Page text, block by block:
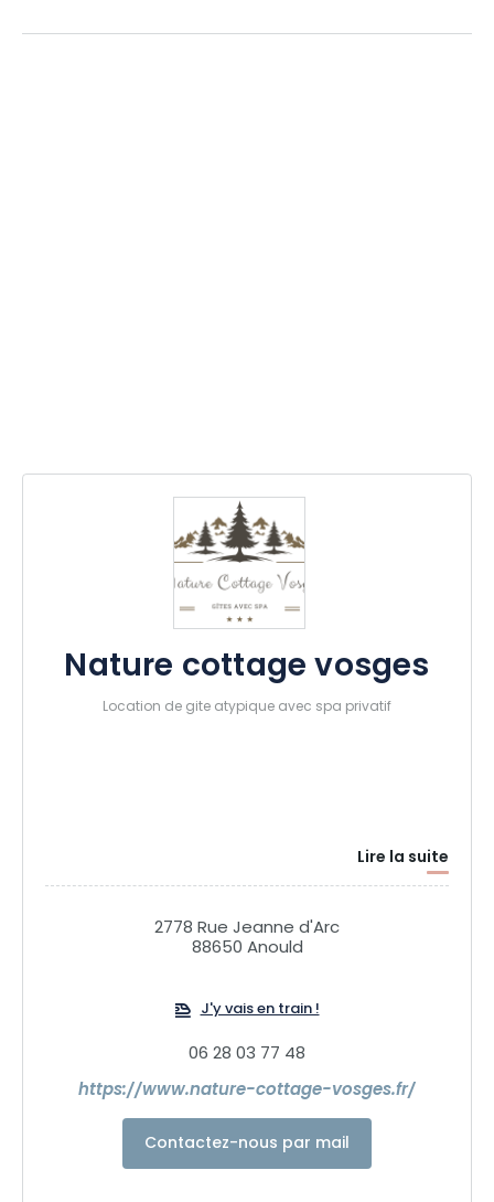
Nature cottage vosges
Location de gite atypique avec spa privatif
Lire la suite
2778 Rue Jeanne d'Arc
88650 Anould
J'y vais en train !
06 28 03 77 48
https://www.nature-cottage-vosges.fr/
Contactez-nous par mail